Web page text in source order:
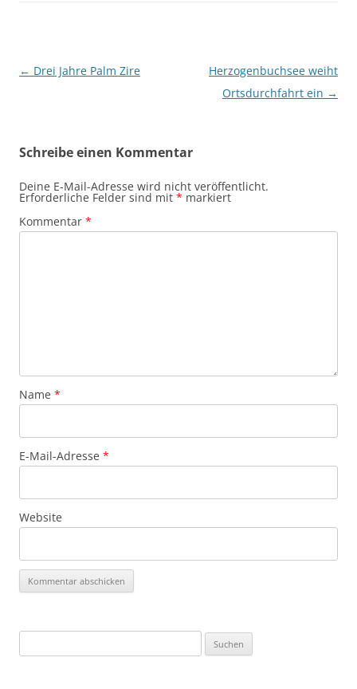
Beitragsnavigation
← Drei Jahre Palm Zire
Herzogenbuchsee weiht
Ortsdurchfahrt ein →
Schreibe einen Kommentar
Deine E-Mail-Adresse wird nicht veröffentlicht.
Erforderliche Felder sind mit * markiert
Kommentar *
Name *
E-Mail-Adresse *
Website
nach: